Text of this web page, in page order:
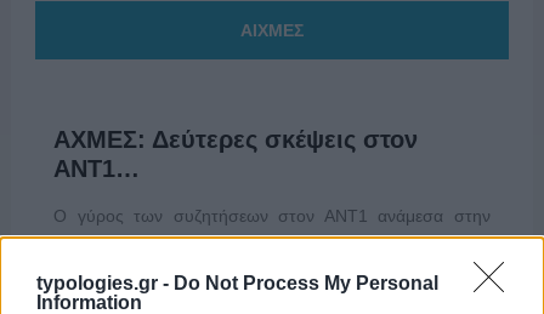
typologies.gr - Do Not Process My Personal
Information
ΑΙΧΜΕΣ
ΑΧΜΕΣ: Δεύτερες σκέψεις στον
ΑΝΤ1…
Ο γύρος των συζητήσεων στον ΑΝΤ1 ανάμεσα στην
ηγεσία του σταθμού και τα ανώτατα στελέχη, μάλλον,
ολοκληρώθηκε, προς το παρόν Η σημερινή διοίκηση του
καναλιού φέρεται να κατάφερε να μεταπείσει την